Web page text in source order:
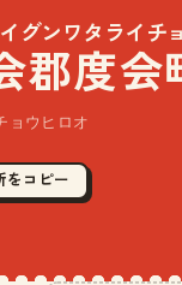
郡度会
グンワタライチ
ョウヒロオ
をコピー